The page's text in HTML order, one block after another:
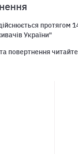
протягом
України"
повертнення читайте